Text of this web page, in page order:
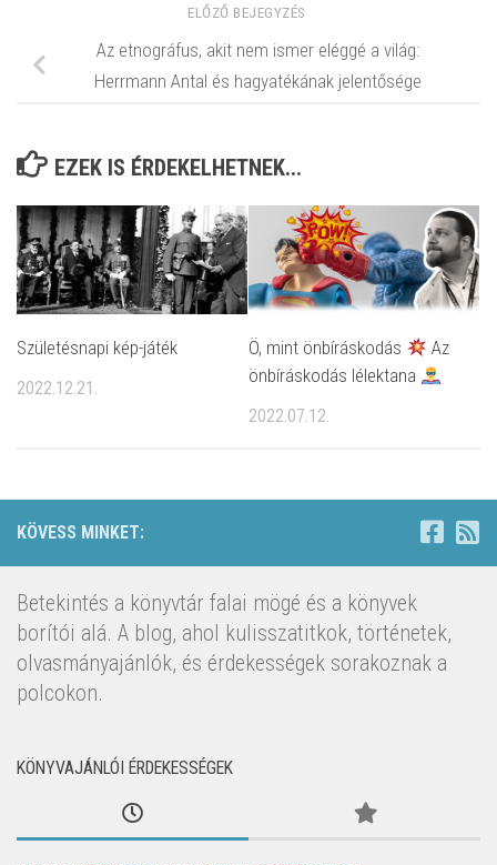
ELŐZŐ BEJEGYZÉS
Az etnográfus, akit nem ismer eléggé a világ:
Herrmann Antal és hagyatékának jelentősége
EZEK IS ÉRDEKELHETNEK...
Születésnapi kép-játék
2022.12.21.
Ö, mint önbíráskodás
Az
önbíráskodás lélektana
2022.07.12.
KÖVESS MINKET:
Betekintés a könyvtár falai mögé és a könyvek
borítói alá. A blog, ahol kulisszatitkok, történetek,
olvasmányajánlók, és érdekességek sorakoznak a
polcokon.
KÖNYVAJÁNLÓI ÉRDEKESSÉGEK